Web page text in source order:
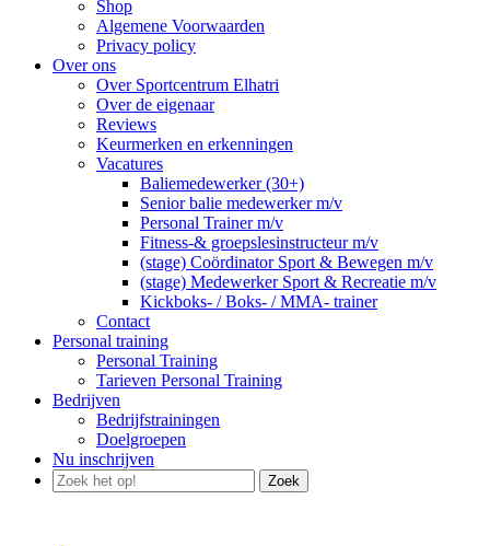
Shop
Algemene Voorwaarden
Privacy policy
Over ons
Over Sportcentrum Elhatri
Over de eigenaar
Reviews
Keurmerken en erkenningen
Vacatures
Baliemedewerker (30+)
Senior balie medewerker m/v
Personal Trainer m/v
Fitness-& groepslesinstructeur m/v
(stage) Coördinator Sport & Bewegen m/v
(stage) Medewerker Sport & Recreatie m/v
Kickboks- / Boks- / MMA- trainer
Contact
Personal training
Personal Training
Tarieven Personal Training
Bedrijven
Bedrijfstrainingen
Doelgroepen
Nu inschrijven
Zoek